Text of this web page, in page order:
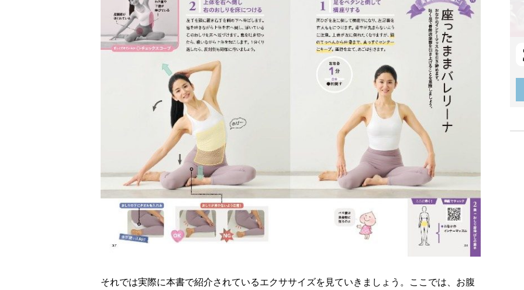
それでは実際に本書で紹介されているエクササイズを見ていきましょう。ここでは、お腹